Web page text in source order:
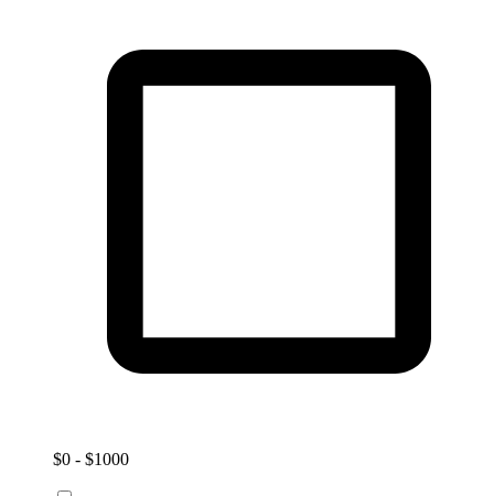
$0 - $1000